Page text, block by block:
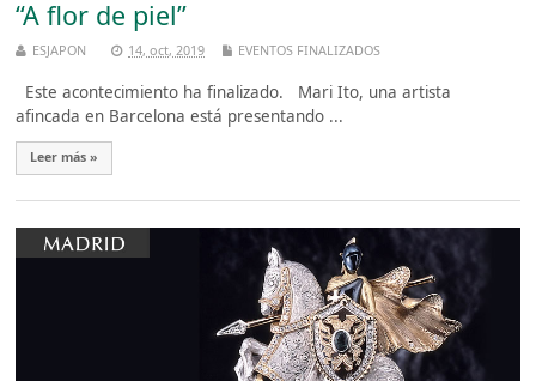
“A flor de piel”
ESJAPON 14, oct, 2019 EVENTOS FINALIZADOS
Este acontecimiento ha finalizado. Mari Ito, una artista
afincada en Barcelona está presentando ...
Leer más »